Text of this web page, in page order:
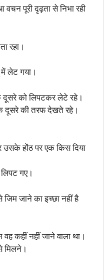
पूरी दृढ़ता से निभा रही
रहा।
लेट गया।
दूसरे को लिपटकर लेटे रहे।
दूसरे की तरफ देखते रहे।
होंठ पर एक किस दिया
गए।
जाने का इच्छा नहीं है
कहीं नहीं जाने वाला था।
मिलने।